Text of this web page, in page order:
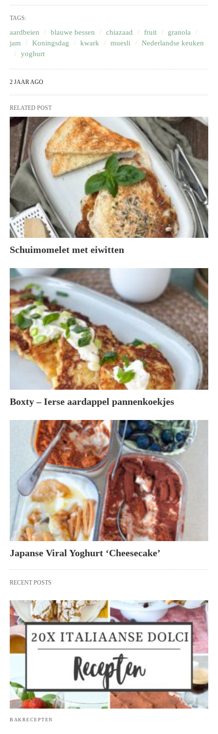
TAGS:
aardbeien blauwe bessen chiazaad fruit
granola
jam
Koningsdag kwark muesli
Nederlandse keuken
yoghurt
2 JAAR AGO
RELATED POST
Schuimomelet met eiwitten
Boxty – Ierse aardappel pannenkoekjes
Japanse Viral Yoghurt ‘Cheesecake’
RECENT POSTS
BAKRECEPTEN